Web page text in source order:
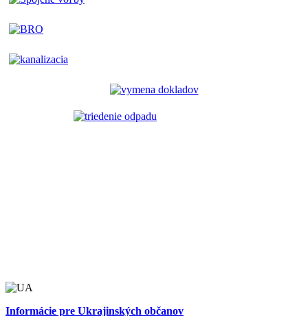
Informácie pre Ukrajinských občanov